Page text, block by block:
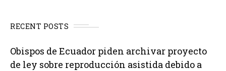
RECENT POSTS
Obispos de Ecuador piden archivar proyecto
de ley sobre reproducción asistida debido a